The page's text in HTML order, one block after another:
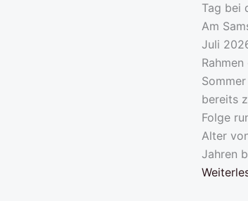
Tag bei
Am
Juli
bereits
Folge
Alter
Jahren